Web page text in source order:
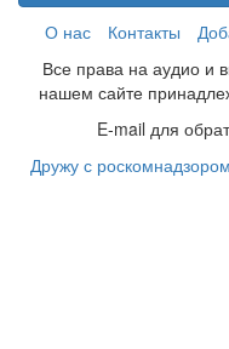
О нас
Контакты
Все права на аудио и
нашем сайте
E-mail для
Дружу с